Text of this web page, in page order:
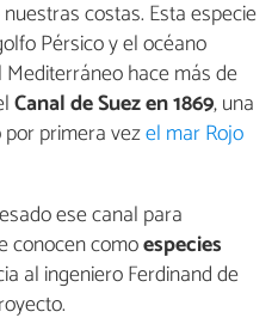
costas. Esta especie
Pérsico y el océano
hace más de
Canal de Suez en 1869, una
primera vezel mar Rojo
ese canal para
conocen comoespecies
al ingeniero Ferdinand de